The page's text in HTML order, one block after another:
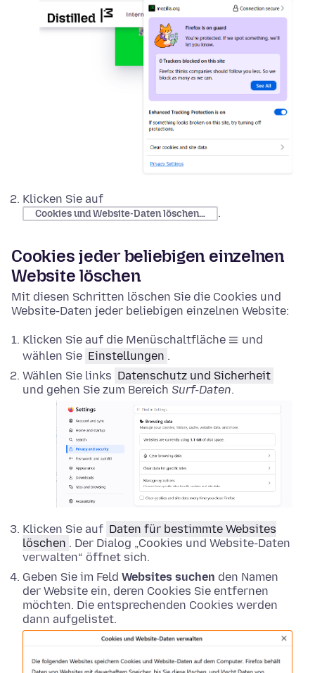
Klicken Sie auf
Cookies und Website-Daten löschen… .
Cookies jeder beliebigen einzelnen
Website löschen
Mit diesen Schritten löschen Sie die Cookies und
Website-Daten jeder beliebigen einzelnen Website:
Klicken Sie auf die Menüschaltfläche
und
wählen Sie Einstellungen .
Wählen Sie links Datenschutz und Sicherheit
und gehen Sie zum Bereich Surf-Daten.
Klicken Sie auf Daten für bestimmte Websites
löschen . Der Dialog „Cookies und Website-Daten
verwalten“ öffnet sich.
Geben Sie im Feld Websites suchen den Namen
der Website ein, deren Cookies Sie entfernen
möchten. Die entsprechenden Cookies werden
dann aufgelistet.